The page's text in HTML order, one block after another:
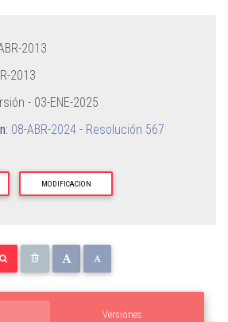
2013
2013
- 03-ENE-2025
08-ABR-2024 - Resolución 567
MODIFICACION
Versiones